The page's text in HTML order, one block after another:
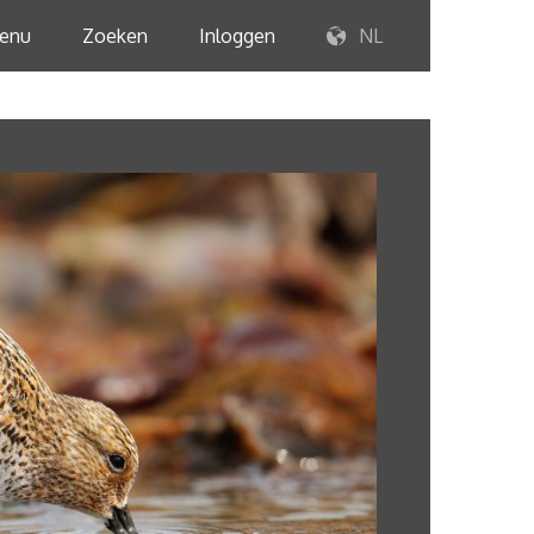
Zoeken Inloggen NL